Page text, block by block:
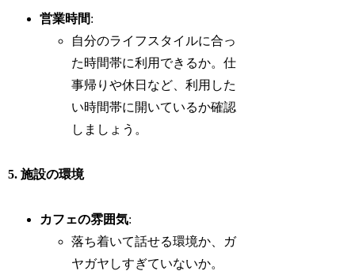
営業時間:
自分のライフスタイルに合っ
た時間帯に利用できるか。仕
事帰りや休日など、利用した
い時間帯に開いているか確認
しましょう。
5. 施設の環境
カフェの雰囲気:
落ち着いて話せる環境か、ガ
ヤガヤしすぎていないか。